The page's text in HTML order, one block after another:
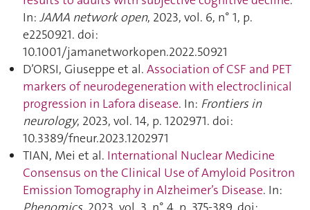
In: JAMA network open, 2023, vol. 6, n° 1, p.
e2250921. doi:
10.1001/jamanetworkopen.2022.50921
D’ORSI, Giuseppe et al. Association of CSF and PET
markers of neurodegeneration with electroclinical
progression in Lafora disease. In: Frontiers in
neurology, 2023, vol. 14, p. 1202971. doi:
10.3389/fneur.2023.1202971
TIAN, Mei et al. International Nuclear Medicine
Consensus on the Clinical Use of Amyloid Positron
Emission Tomography in Alzheimer’s Disease. In: